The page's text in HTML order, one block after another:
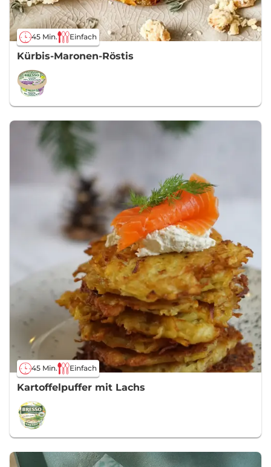
45 Min. Einfach
Kürbis-Maronen-Röstis
45 Min. Einfach
Kartoffelpuffer mit Lachs